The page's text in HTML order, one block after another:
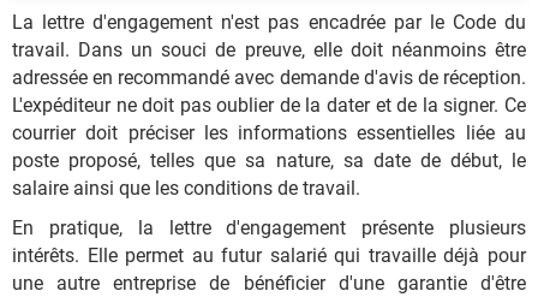
La lettre d'engagement n'est pas encadrée par le Code du
travail. Dans un souci de preuve, elle doit néanmoins être
adressée en recommandé avec demande d'avis de réception.
L'expéditeur ne doit pas oublier de la dater et de la signer. Ce
courrier doit préciser les informations essentielles liée au
poste proposé, telles que sa nature, sa date de début, le
salaire ainsi que les conditions de travail.
En pratique, la lettre d'engagement présente plusieurs
intérêts. Elle permet au futur salarié qui travaille déjà pour
une autre entreprise de bénéficier d'une garantie d'être